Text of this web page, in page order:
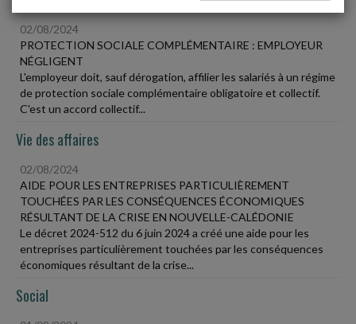
02/08/2024
PROTECTION SOCIALE COMPLÉMENTAIRE : EMPLOYEUR
NÉGLIGENT
L'employeur doit, sauf dérogation, affilier les salariés à un régime
de protection sociale complémentaire obligatoire et collectif.
C'est un accord collectif...
Vie des affaires
02/08/2024
AIDE POUR LES ENTREPRISES PARTICULIÈREMENT
TOUCHÉES PAR LES CONSÉQUENCES ÉCONOMIQUES
RÉSULTANT DE LA CRISE EN NOUVELLE-CALÉDONIE
Le décret 2024-512 du 6 juin 2024 a créé une aide pour les
entreprises particulièrement touchées par les conséquences
économiques résultant de la crise...
Social